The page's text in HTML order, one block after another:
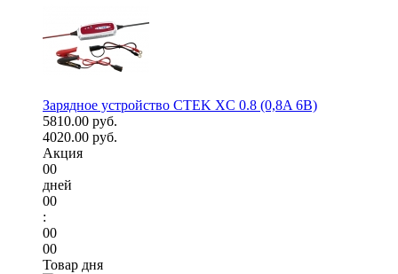
Зарядное устройство CTEK XC 0.8 (0,8A 6В)
5810.00 руб.
4020.00 руб.
Акция
00
дней
00
:
00
00
Товар дня